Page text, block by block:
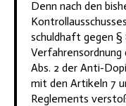
Denn nach den
schuldhaft gegen §
Verfahrensordnung
Abs. 2 der Anti-
mit den Artikeln 7
Reglements